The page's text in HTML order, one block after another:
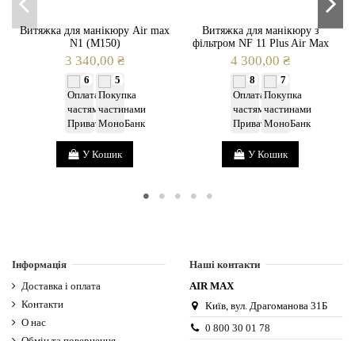
Витяжка для манікюру Air max
N1 (M150)
3 340,00 ₴
6 5
У Кошик
Витяжка для манікюру з
фільтром NF 11 Plus Air Max
4 300,00 ₴
8 7
У Кошик
Інформація
Доставка і оплата
Контакти
О нас
Наші контакти
AIR MAX
Київ, вул. Драгоманова 31Б
0 800 30 01 78